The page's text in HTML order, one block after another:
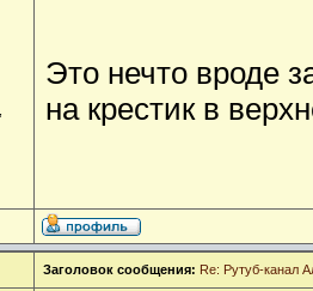
Это нечто вроде
на крестик в
Заголовок сообщения: Re: Рутуб-канал